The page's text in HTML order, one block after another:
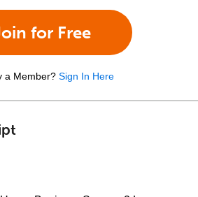
for Free
a Member? Sign In Here